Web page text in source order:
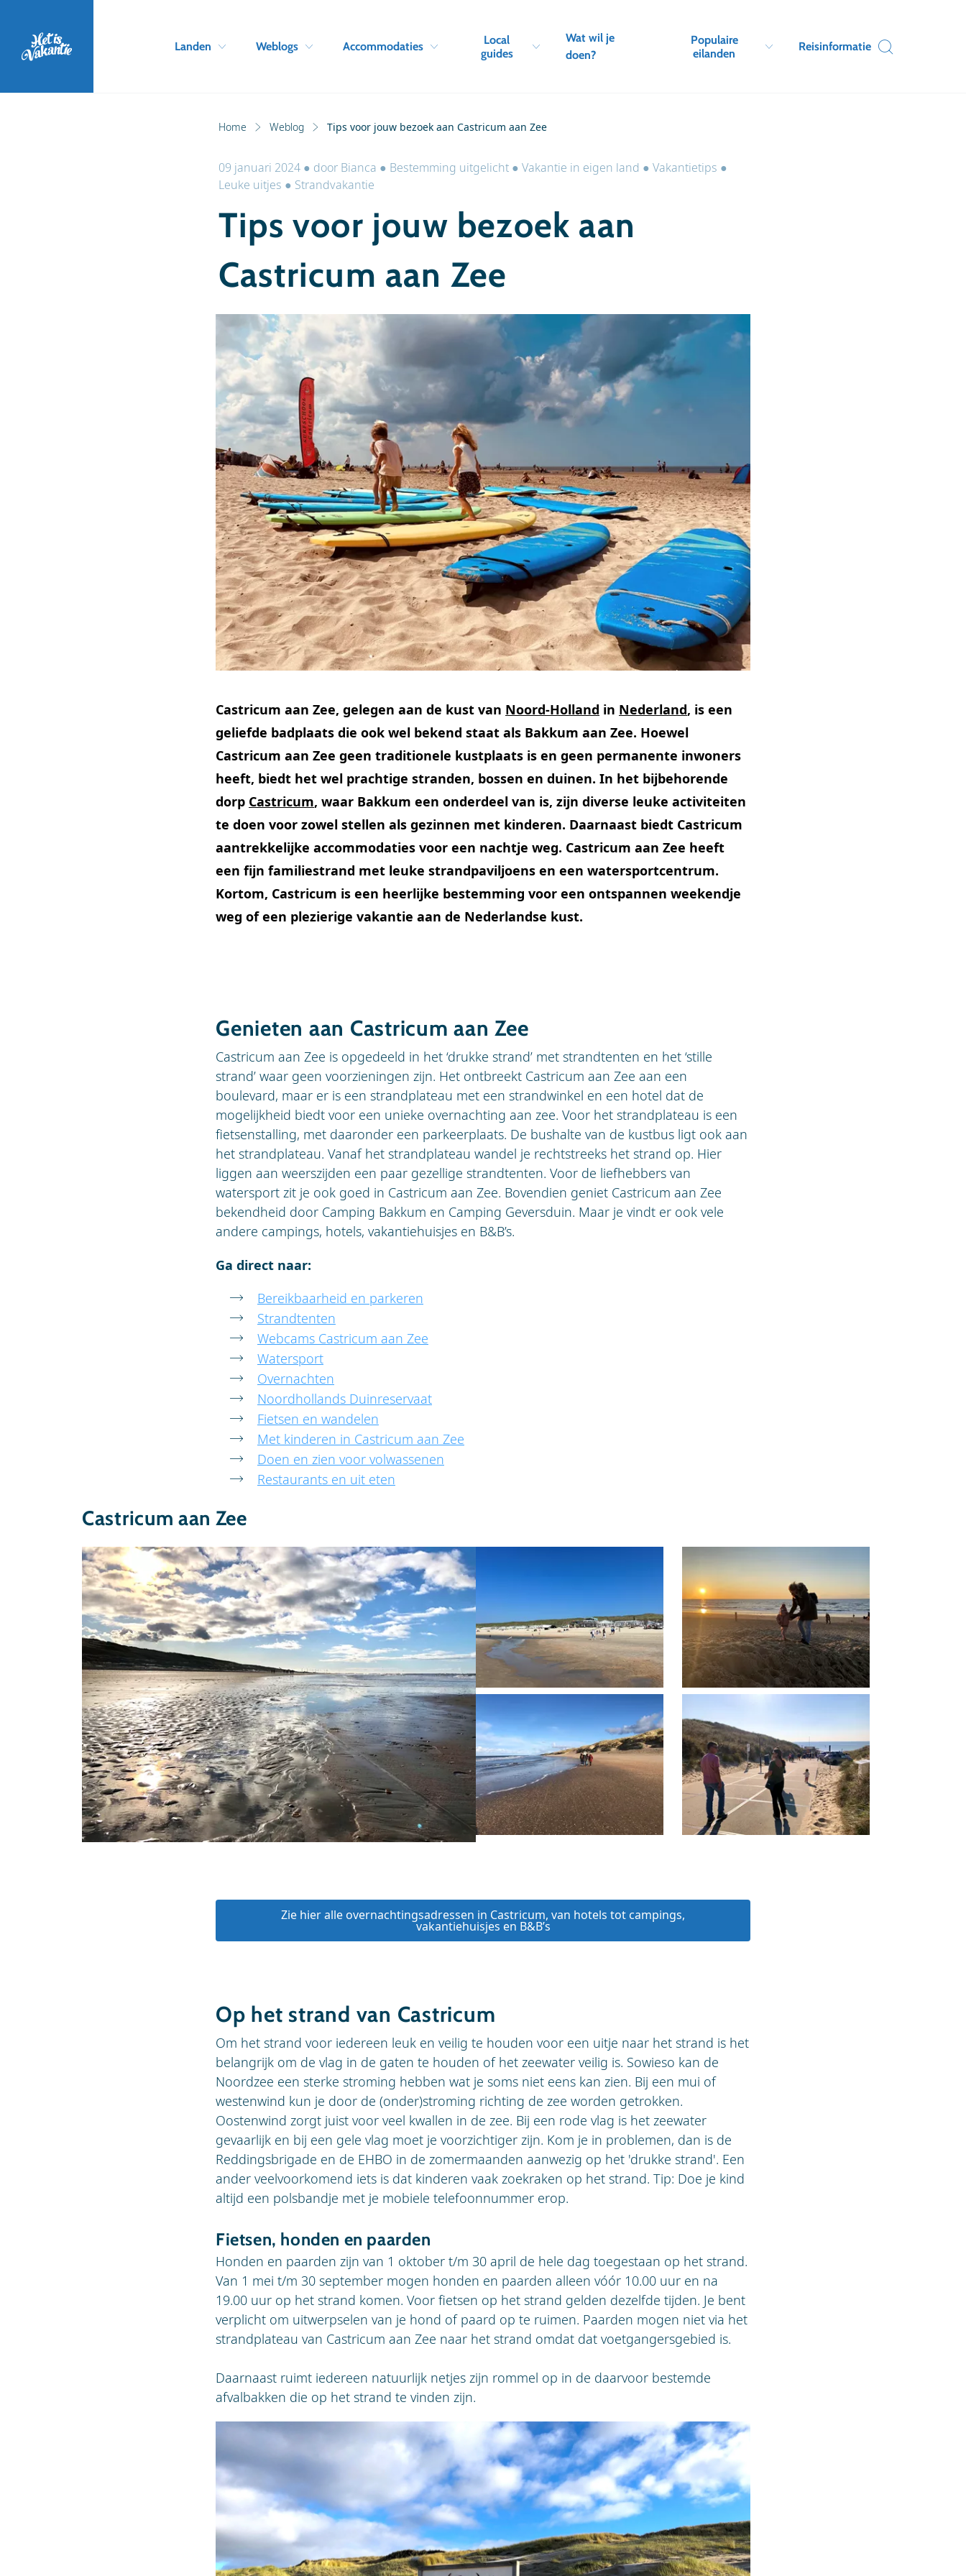
Landen Weblogs Accommodaties
Local
guides
Wat wil je
doen?
Populaire
eilanden
Reisinformatie
Home Weblog Tips voor jouw bezoek aan Castricum aan Zee
09 januari 2024 ● door Bianca ● Bestemming uitgelicht ● Vakantie in eigen land ● Vakantietips ●
Leuke uitjes ● Strandvakantie
Tips voor jouw bezoek aan
Castricum aan Zee
Castricum aan Zee, gelegen aan de kust van Noord-Holland in Nederland, is een
geliefde badplaats die ook wel bekend staat als Bakkum aan Zee. Hoewel
Castricum aan Zee geen traditionele kustplaats is en geen permanente inwoners
heeft, biedt het wel prachtige stranden, bossen en duinen. In het bijbehorende
dorp Castricum, waar Bakkum een onderdeel van is, zijn diverse leuke activiteiten
te doen voor zowel stellen als gezinnen met kinderen. Daarnaast biedt Castricum
aantrekkelijke accommodaties voor een nachtje weg. Castricum aan Zee heeft
een fijn familiestrand met leuke strandpaviljoens en een watersportcentrum.
Kortom, Castricum is een heerlijke bestemming voor een ontspannen weekendje
weg of een plezierige vakantie aan de Nederlandse kust.
Genieten aan Castricum aan Zee
Castricum aan Zee is opgedeeld in het ‘drukke strand’ met strandtenten en het ‘stille
strand’ waar geen voorzieningen zijn. Het ontbreekt Castricum aan Zee aan een
boulevard, maar er is een strandplateau met een strandwinkel en een hotel dat de
mogelijkheid biedt voor een unieke overnachting aan zee. Voor het strandplateau is een
fietsenstalling, met daaronder een parkeerplaats. De bushalte van de kustbus ligt ook aan
het strandplateau. Vanaf het strandplateau wandel je rechtstreeks het strand op. Hier
liggen aan weerszijden een paar gezellige strandtenten. Voor de liefhebbers van
watersport zit je ook goed in Castricum aan Zee. Bovendien geniet Castricum aan Zee
bekendheid door Camping Bakkum en Camping Geversduin. Maar je vindt er ook vele
andere campings, hotels, vakantiehuisjes en B&B’s.
Ga direct naar:
Bereikbaarheid en parkeren
Strandtenten
Webcams Castricum aan Zee
Watersport
Overnachten
Noordhollands Duinreservaat
Fietsen en wandelen
Met kinderen in Castricum aan Zee
Doen en zien voor volwassenen
Restaurants en uit eten
Castricum aan Zee
Zie hier alle overnachtingsadressen in Castricum, van hotels tot campings,
vakantiehuisjes en B&B’s
Op het strand van Castricum
Om het strand voor iedereen leuk en veilig te houden voor een uitje naar het strand is het
belangrijk om de vlag in de gaten te houden of het zeewater veilig is. Sowieso kan de
Noordzee een sterke stroming hebben wat je soms niet eens kan zien. Bij een mui of
westenwind kun je door de (onder)stroming richting de zee worden getrokken.
Oostenwind zorgt juist voor veel kwallen in de zee. Bij een rode vlag is het zeewater
gevaarlijk en bij een gele vlag moet je voorzichtiger zijn. Kom je in problemen, dan is de
Reddingsbrigade en de EHBO in de zomermaanden aanwezig op het 'drukke strand'. Een
ander veelvoorkomend iets is dat kinderen vaak zoekraken op het strand. Tip: Doe je kind
altijd een polsbandje met je mobiele telefoonnummer erop.
Fietsen, honden en paarden
Honden en paarden zijn van 1 oktober t/m 30 april de hele dag toegestaan op het strand.
Van 1 mei t/m 30 september mogen honden en paarden alleen vóór 10.00 uur en na
19.00 uur op het strand komen. Voor fietsen op het strand gelden dezelfde tijden. Je bent
verplicht om uitwerpselen van je hond of paard op te ruimen. Paarden mogen niet via het
strandplateau van Castricum aan Zee naar het strand omdat dat voetgangersgebied is.
Daarnaast ruimt iedereen natuurlijk netjes zijn rommel op in de daarvoor bestemde
afvalbakken die op het strand te vinden zijn.